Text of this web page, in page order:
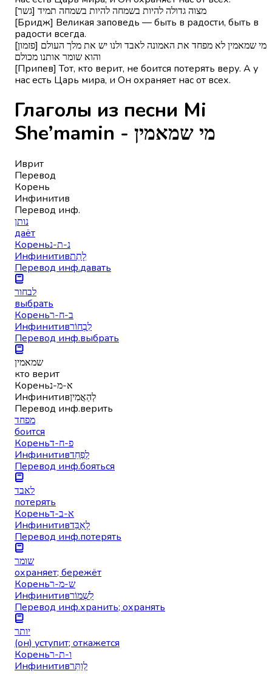
[גשר] מצוה גדולה להיות בשמחה להיות בשמחה תמיד
[Бридж] Великая заповедь — быть в радости, быть в
радости всегда.
[פזמון] מי שמאמין לא מפחד את האמונה לאבד ולנו יש את מלך העולם
והוא שומר אותנו מכולם
[Припев] Тот, кто верит, не боится потерять веру. А у
нас есть Царь мира, и Он охраняет нас от всех.
Глаголы из песни Mi
She’mamin - מי שמאמין
Иврит
Перевод
Корень
Инфинитив
Перевод инф.
נותן
даёт
Кореньנ-ת-נ
Инфинитивלָתֵת
Перевод инф.давать
לבחור
выбрать
Кореньב-ח-ר
Инфинитивלִבְחוֹר
Перевод инф.выбрать
שמאמין
кто верит
Кореньא-מ-נ
Инфинитивלְהַאֲמִין
Перевод инф.верить
מפחד
боится
Кореньפ-ח-ד
Инфинитивלְפַחֵד
Перевод инф.бояться
לאבד
потерять
Кореньא-ב-ד
Инфинитивלְאַבֵּד
Перевод инф.потерять
שומר
охраняет; бережёт
Кореньש-מ-ר
Инфинитивלִשְׁמוֹר
Перевод инф.хранить; охранять
יותר
(он) уступит; откажется
Кореньו-ת-ר
Инфинитивלְוַתֵּר